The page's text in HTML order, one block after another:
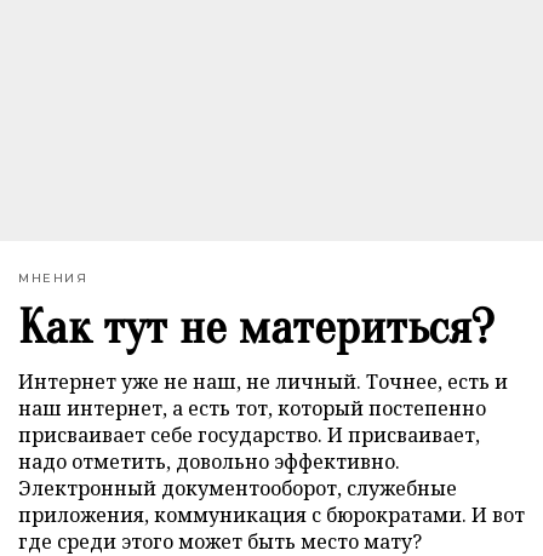
МНЕНИЯ
Как тут не материться?
Интернет уже не наш, не личный. Точнее, есть и
наш интернет, а есть тот, который постепенно
присваивает себе государство. И присваивает,
надо отметить, довольно эффективно.
Электронный документооборот, служебные
приложения, коммуникация с бюрократами. И вот
где среди этого может быть место мату?